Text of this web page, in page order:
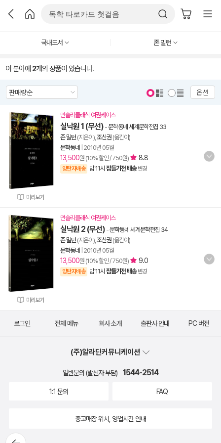
국내도서 존 밀턴
이 분야에 2개의 상품이 있습니다.
옵션
미리보기
먼슬리클래식 여권케이스
실낙원 1 (무선) -문학동네 세계문학전집 33
존 밀턴 (지은이), 조신권 (옮긴이)
문학동네
2010년 05월
13,500원 (10% 할인 / 750원) 8.8
양탄자배송 밤 11시 잠들기전 배송 변경
미리보기
먼슬리클래식 여권케이스
실낙원 2 (무선) -문학동네 세계문학전집 34
존 밀턴 (지은이), 조신권 (옮긴이)
문학동네
2010년 05월
13,500원 (10% 할인 / 750원) 9.0
양탄자배송 밤 11시 잠들기전 배송 변경
뒤로가
로그인 전체 메뉴 회사 소개 출판사 안내 PC 버전
(주)알라딘커뮤니케이션
일반문의 (발신자 부담) 1544-2514
1:1 문의 FAQ
중고매장 위치, 영업시간 안내